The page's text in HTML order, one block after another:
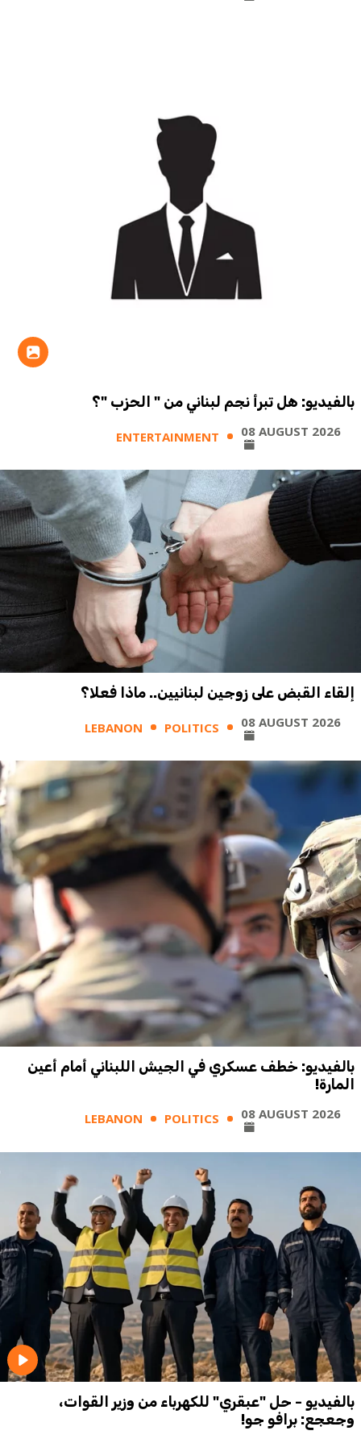
بالفيديو: هل تبرأ نجم لبناني من " الحزب "؟
ENTERTAINMENT 08 AUGUST 2026
إلقاء القبض على زوجين لبنانيين.. ماذا فعلا؟
LEBANON POLITICS 08 AUGUST 2026
بالفيديو: خطف عسكري في الجيش اللبناني أمام أعين
المارة!
LEBANON POLITICS 08 AUGUST 2026
بالفيديو - حل "عبقري" للكهرباء من وزير القوات،
وجعجع: برافو جو!